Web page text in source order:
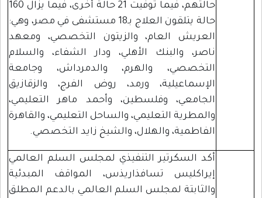
حالتهم، فيما توفيت 21 حالة أخرى، فيما يزال 160
حالة يتلقون العلاج بـ18 مستشفى في مصر، وهي:
العريش العام، والزيتون التخصصي، ومعهد
ناصر، والبنك الأهلي، ودار الشفاء، والسلام
التخصصي، والهرم، والدمرداش، وجامعة
الإسماعيلية، ورمد، روض الفرج، والزقازيق
الجامعي، وفلسطين، وأحمد ماهر التعليمي،
والمطرية التعليمي، والساحل التعليمي، والقاهرة
الفاطمية، والهلال، والشيخ زايد التخصصي.
أكد السكرتير التنفيذي لمجلس السلم العالمي
إيراكليس تسافذاريذس، المواقف المبدئية
والثابتة لمجلس السلم العالمي بالدعم المطلق